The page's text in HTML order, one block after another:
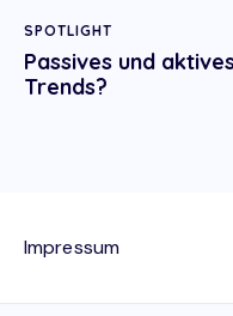
SPOTLIGHT
Passives und
Trends?
Impressum